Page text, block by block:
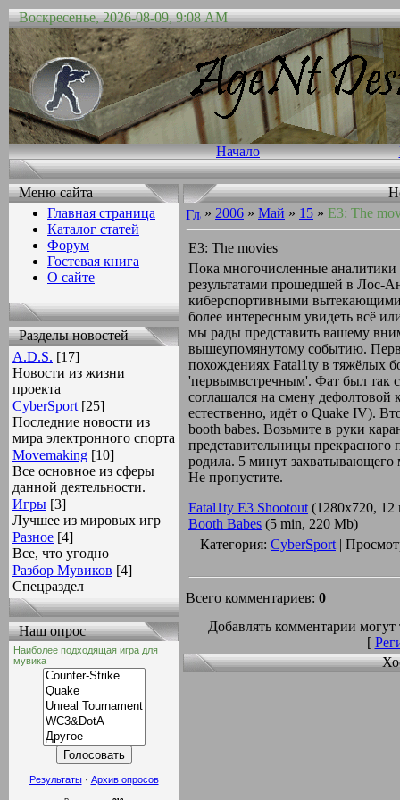
Воскресенье, 2026-08-09, 9:08 AM
Начало
Меню сайта
Главная страница
Каталог статей
Форум
Гостевая книга
О сайте
Разделы новостей
A.D.S. [17]
Новости из жизни
проекта
СyberSport [25]
Последние новости из
мира электронного спорта
Movemaking [10]
Все основное из сферы
данной деятельности.
Игры [3]
Лучшее из мировых игр
Разное [4]
Все, что угодно
Разбор Мувиков [4]
Спецраздел
Наш опрос
Наиболее подходящая игра для
мувика
Результаты· Архив опросов
» 2006 » Май » 15 » E3: The
E3: The movies
Пока многочисленные
результатами прошедшей в Лос-
киберспортивными
более интересным увидеть всё
мы рады представить вашему
вышеупомянутому событию.
похождениях Fatal1ty в тяжёлых
'первымвстречным'. Фат был так
соглашался на смену дефолтовой
естественно, идёт о Quake IV).
booth babes. Возьмите в руки
представительницы
родила. 5 минут захватывающего
Не пропустите.
Fatal1ty E3 Shootout (1280x720, 12
Booth Babes (5 min, 220 Mb)
Категория: СyberSport |
Всего комментариев: 0
Добавлять комментарии могут
[